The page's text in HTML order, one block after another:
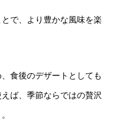
で、より豊かな風味を楽
食後のデザートとしても
ば、季節ならではの贅沢